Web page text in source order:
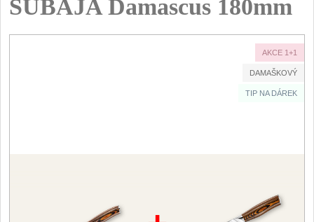
Reklamace
43
Santoku nože
2
SUBAJA Damascus 180mm
AKCE 1+1
DAMAŠKOVÝ
TIP NA DÁREK